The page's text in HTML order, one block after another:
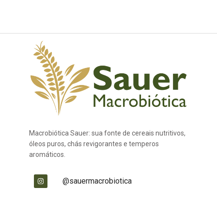
Macrobiótica Sauer: sua fonte de cereais nutritivos,
óleos puros, chás revigorantes e temperos
aromáticos.
@sauermacrobiotica